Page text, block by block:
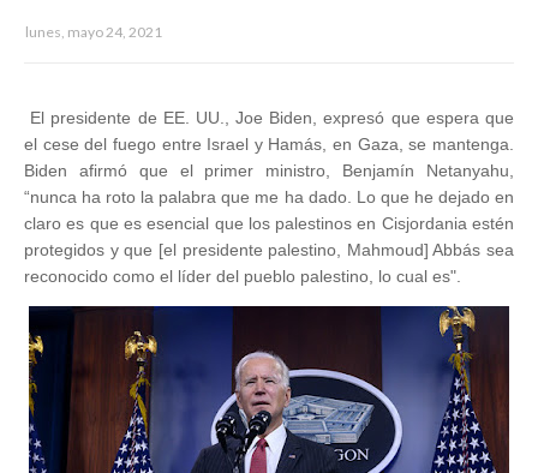
lunes, mayo 24, 2021
El presidente de EE. UU., Joe Biden, expresó que espera que
el cese del fuego entre Israel y Hamás, en Gaza, se mantenga.
Biden afirmó que el primer ministro, Benjamín Netanyahu,
“nunca ha roto la palabra que me ha dado. Lo que he dejado en
claro es que es esencial que los palestinos en Cisjordania estén
protegidos y que [el presidente palestino, Mahmoud] Abbás sea
reconocido como el líder del pueblo palestino, lo cual es".